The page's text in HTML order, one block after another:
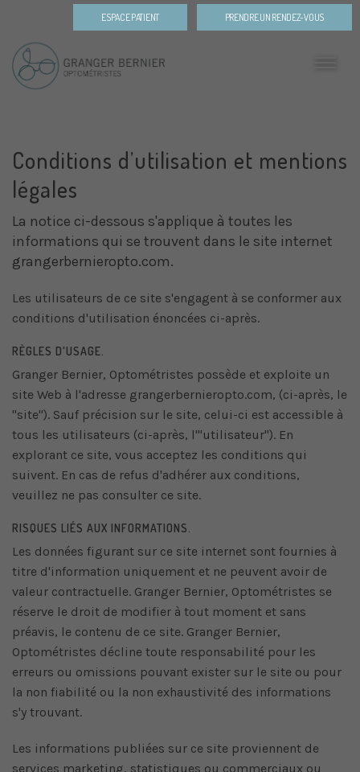
ESPACE PATIENT PRENDRE UN RENDEZ-VOUS
Conditions d’utilisation et mentions
légales
La notice ci-dessous s'applique à toutes les
informations qui se trouvent dans le site internet
grangerbernieropto.com.
Les utilisateurs de ce site s'engagent à se conformer aux
conditions d'utilisation énoncées ci-après.
RÈGLES D'USAGE.
Granger Bernier, Optométristes possède et exploite un
site Web à l'adresse grangerbernieropto.com, (ci-après, le
"site"). Sauf précision sur le site, celui-ci est accessible à
tous les utilisateurs (ci-après, l'"utilisateur"). En
explorant ce site, vous acceptez les conditions qui
suivent. En cas de refus d'adhérer aux conditions,
veuillez ne pas consulter ce site.
RISQUES LIÉS AUX INFORMATIONS.
Les données figurant sur ce site internet sont fournies à
titre d'information uniquement et ne peuvent avoir de
valeur contractuelle. Granger Bernier, Optométristes se
réserve le droit de modifier à tout moment et sans
préavis, le contenu de ce site. Granger Bernier,
Optométristes décline toute responsabilité pour les
erreurs ou omissions pouvant exister sur le site ou pour
la non fiabilité ou la non exhaustivité des informations
s'y trouvant.
Les informations publiées sur ce site proviennent de
services marketing, statistiques ou commerciaux ou